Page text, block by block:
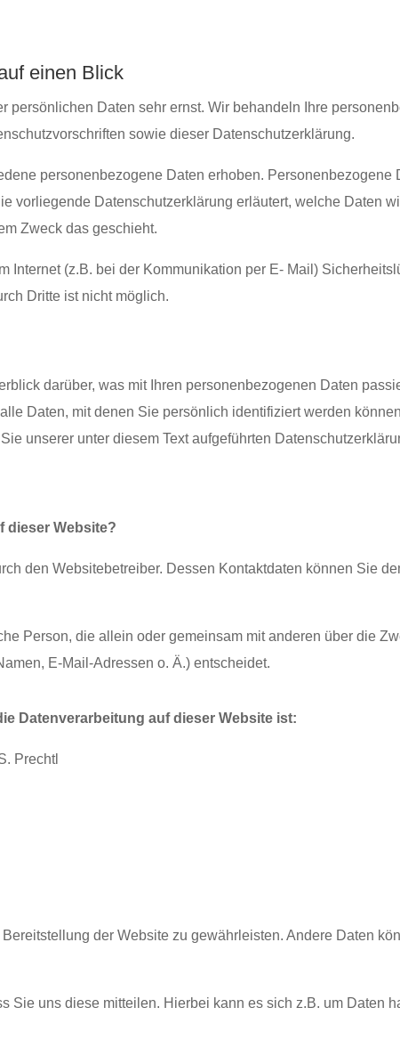
einen Blick
persönlichen Daten sehr ernst. Wir behandeln Ihre
sowie dieser Datenschutzerklärung.
personenbezogene Daten erhoben. Personenbezogene
vorliegende Datenschutzerklärung erläutert, welche Daten
Zweck das geschieht.
Internet (z.B. bei der Kommunikation per E- Mail)
Dritte ist nicht möglich.
darüber, was mit Ihren personenbezogenen Daten
Daten, mit denen Sie persönlich identifiziert werden
unserer unter diesem Text aufgeführten
dieser Website?
den Websitebetreiber. Dessen Kontaktdaten können Sie
Person, die allein oder gemeinsam mit anderen über die
E-Mail-Adressen o. Ä.) entscheidet.
Datenverarbeitung auf dieser Website ist:
Prechtl
der Website zu gewährleisten. Andere Daten
Sie uns diese mitteilen. Hierbei kann es sich z.B. um Daten